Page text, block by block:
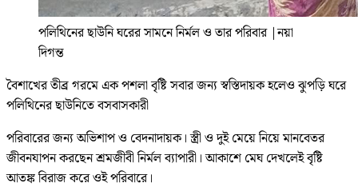
পলিথিনের ছাউনি ঘরের সামনে নির্মল ও তার পরিবার |নয়া
দিগন্ত
বৈশাখের তীব্র গরমে এক পশলা বৃষ্টি সবার জন্য স্বস্তিদায়ক হলেও ঝুপড়ি ঘরে
পলিথিনের ছাউনিতে বসবাসকারী
পরিবারের জন্য অভিশাপ ও বেদনাদায়ক। স্ত্রী ও দুই মেয়ে নিয়ে মানবেতর
জীবনযাপন করছেন শ্রমজীবী নির্মল ব্যাপারী। আকাশে মেঘ দেখলেই বৃষ্টি
আতঙ্ক বিরাজ করে ওই পরিবারে।